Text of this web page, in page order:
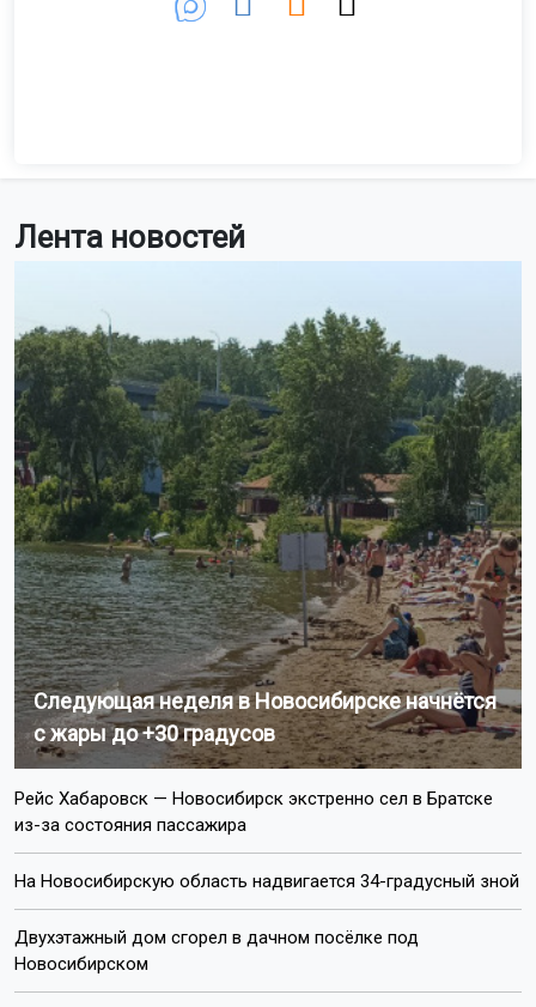
Лента новостей
Следующая неделя в Новосибирске начнётся
с жары до +30 градусов
Рейс Хабаровск — Новосибирск экстренно сел в Братске
из-за состояния пассажира
На Новосибирскую область надвигается 34-градусный зной
Двухэтажный дом сгорел в дачном посёлке под
Новосибирском